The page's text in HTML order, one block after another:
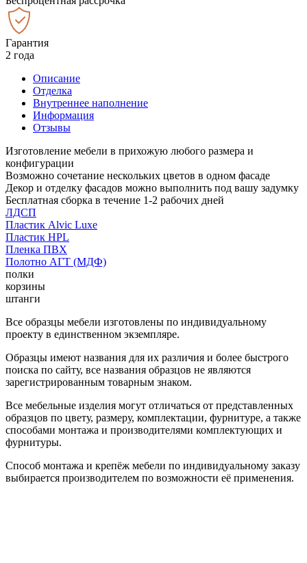
Гарантия
2 года
Описание
Отделка
Внутреннее наполнение
Информация
Отзывы
Изготовление мебели в прихожую любого размера и
конфигурации
Возможно сочетание нескольких цветов в одном фасаде
Декор и отделку фасадов можно выполнить под вашу задумку
Бесплатная сборка в течение 1-2 рабочих дней
ЛДСП
Пластик Alvic Luxe
Пластик HPL
Пленка ПВХ
Полотно АГТ (МДФ)
полки
корзины
штанги
Все образцы мебели изготовлены по индивидуальному
проекту в единственном экземпляре.
Образцы имеют названия для их различия и более быстрого
поиска по сайту, все названия образцов не являются
зарегистрированным товарным знаком.
Все мебельные изделия могут отличаться от представленных
образцов по цвету, размеру, комплектации, фурнитуре, а также
способами монтажа и производителями комплектующих и
фурнитуры.
Способ монтажа и крепёж мебели по индивидуальному заказу
выбирается производителем по возможности её применения.